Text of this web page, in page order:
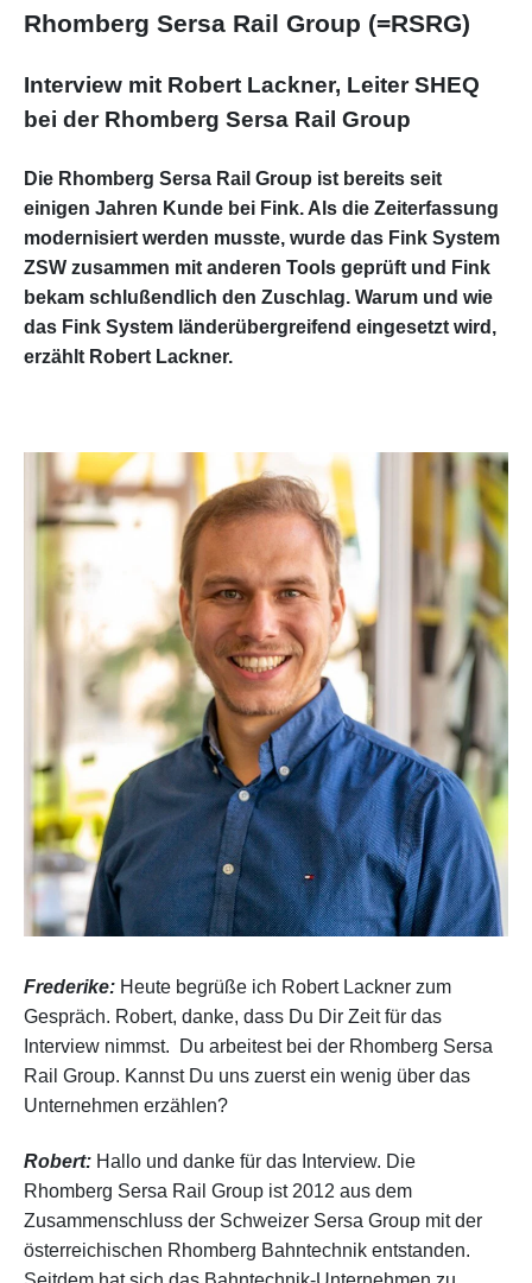
Rhomberg Sersa Rail Group (=RSRG)
Interview mit Robert Lackner, Leiter SHEQ
bei der Rhomberg Sersa Rail Group
Die Rhomberg Sersa Rail Group ist bereits seit
einigen Jahren Kunde bei Fink. Als die Zeiterfassung
modernisiert werden musste, wurde das Fink System
ZSW zusammen mit anderen Tools geprüft und Fink
bekam schlußendlich den Zuschlag. Warum und wie
das Fink System länderübergreifend eingesetzt wird,
erzählt Robert Lackner.
Frederike: Heute begrüße ich Robert Lackner zum
Gespräch. Robert, danke, dass Du Dir Zeit für das
Interview nimmst. Du arbeitest bei der Rhomberg Sersa
Rail Group. Kannst Du uns zuerst ein wenig über das
Unternehmen erzählen?
Robert: Hallo und danke für das Interview. Die
Rhomberg Sersa Rail Group ist 2012 aus dem
Zusammenschluss der Schweizer Sersa Group mit der
österreichischen Rhomberg Bahntechnik entstanden.